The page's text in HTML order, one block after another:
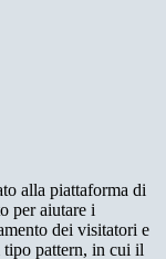
alla piattaforma di
per aiutare i
dei visitatori e
tipo pattern, in cui il